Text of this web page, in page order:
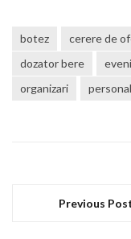
botez cerere de
dozator bere
organizari
Previous